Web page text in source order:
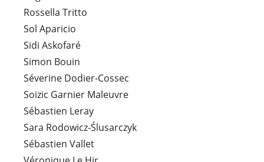
Rossella Tritto
Sol Aparicio
Sidi Askofaré
Simon Bouin
Séverine Dodier-Cossec
Soizic Garnier Maleuvre
Sébastien Leray
Sara Rodowicz-Ślusarczyk
Sébastien Vallet